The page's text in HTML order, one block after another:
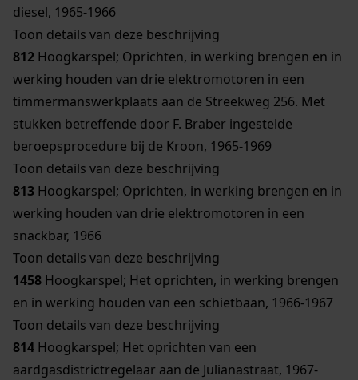
diesel, 1965-1966
Toon details van deze beschrijving
812 Hoogkarspel; Oprichten, in werking brengen en in
werking houden van drie elektromotoren in een
timmermanswerkplaats aan de Streekweg 256. Met
stukken betreffende door F. Braber ingestelde
beroepsprocedure bij de Kroon, 1965-1969
Toon details van deze beschrijving
813 Hoogkarspel; Oprichten, in werking brengen en in
werking houden van drie elektromotoren in een
snackbar, 1966
Toon details van deze beschrijving
1458 Hoogkarspel; Het oprichten, in werking brengen
en in werking houden van een schietbaan, 1966-1967
Toon details van deze beschrijving
814 Hoogkarspel; Het oprichten van een
aardgasdistrictregelaar aan de Julianastraat, 1967-